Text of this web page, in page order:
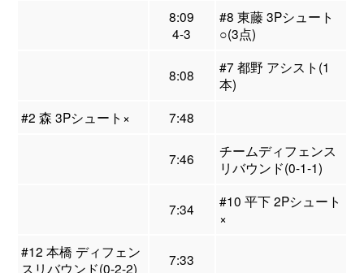
8:09
4-3
#8 東藤 3Pシュート
○(3点)
8:08
#7 都野 アシスト(1
本)
#2 森 3Pシュート×
7:48
7:46
チームディフェンス
リバウンド(0-1-1)
7:34
#10 平下 2Pシュート
×
#12 本橋 ディフェン
スリバウンド(0-2-2)
7:33